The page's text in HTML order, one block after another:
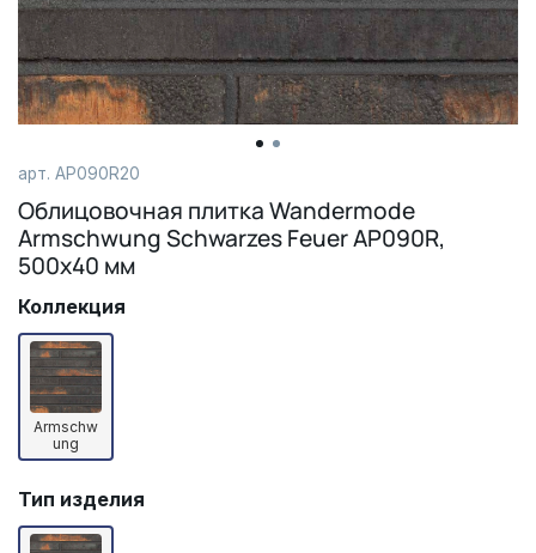
арт. AP090R20
Облицовочная плитка Wandermode
Armschwung Schwarzes Feuer AP090R,
500х40 мм
Коллекция
Armschw
ung
Тип изделия